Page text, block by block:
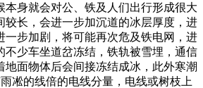
身就会对公、铁及人们出行形成很大
长，会进一步加沉道的冰层厚度，进
步加剧，将可能再次危及铁电网，进
少车坐道岔冻结，铁轨被雪埋，通信
面物体后会间接冻结成冰，此外寒潮
凇的线倍的电线分量，电线或树枝上